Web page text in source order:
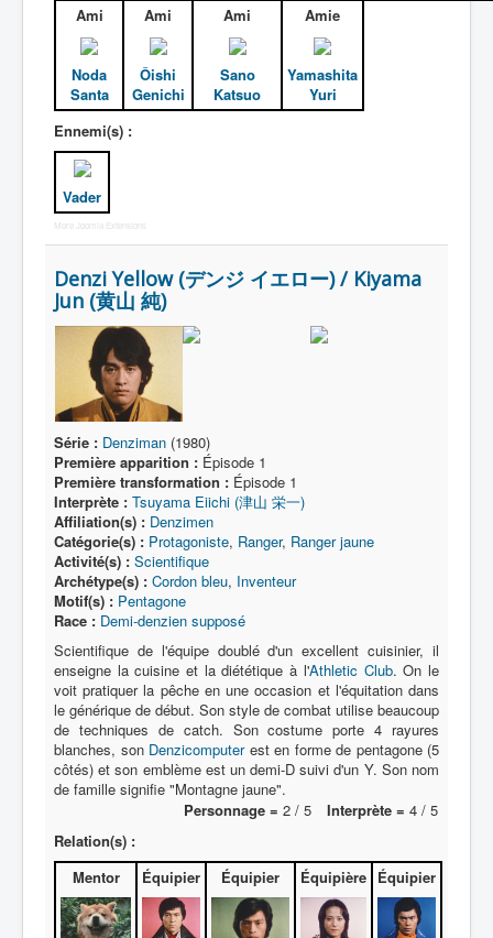
Ami
Noda
Santa
Ami
Ôishi
Genichi
Ami
Sano
Katsuo
Amie
Yamashita
Yuri
Ennemi(s) :
Vader
More Joomla Extensions
Denzi Yellow (デンジ イエロー) / Kiyama
Jun (黄山 純)
Série : Denziman (1980)
Première apparition : Épisode 1
Première transformation : Épisode 1
Interprète : Tsuyama Eiichi (津山 栄一)
Affiliation(s) : Denzimen
Catégorie(s) : Protagoniste, Ranger, Ranger jaune
Activité(s) : Scientifique
Archétype(s) : Cordon bleu, Inventeur
Motif(s) : Pentagone
Race : Demi-denzien supposé
Scientifique de l'équipe doublé d'un excellent cuisinier, il
enseigne la cuisine et la diététique à l'Athletic Club. On le
voit pratiquer la pêche en une occasion et l'équitation dans
le générique de début. Son style de combat utilise beaucoup
de techniques de catch. Son costume porte 4 rayures
blanches, son Denzicomputerest en forme de pentagone (5
côtés) et son emblème est un demi-D suivi d'un Y. Son nom
de famille signifie "Montagne jaune".
Personnage = 2 / 5 Interprète = 4 / 5
Relation(s) :
Mentor
Équipier Équipier Équipière Équipier